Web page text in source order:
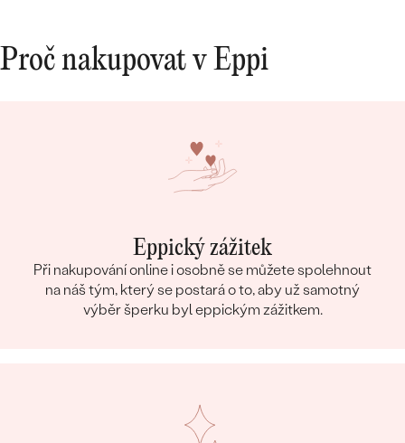
Proč nakupovat v Eppi
Eppický zážitek
Při nakupování online i osobně se můžete spolehnout
na náš tým, který se postará o to, aby už samotný
výběr šperku byl eppickým zážitkem.